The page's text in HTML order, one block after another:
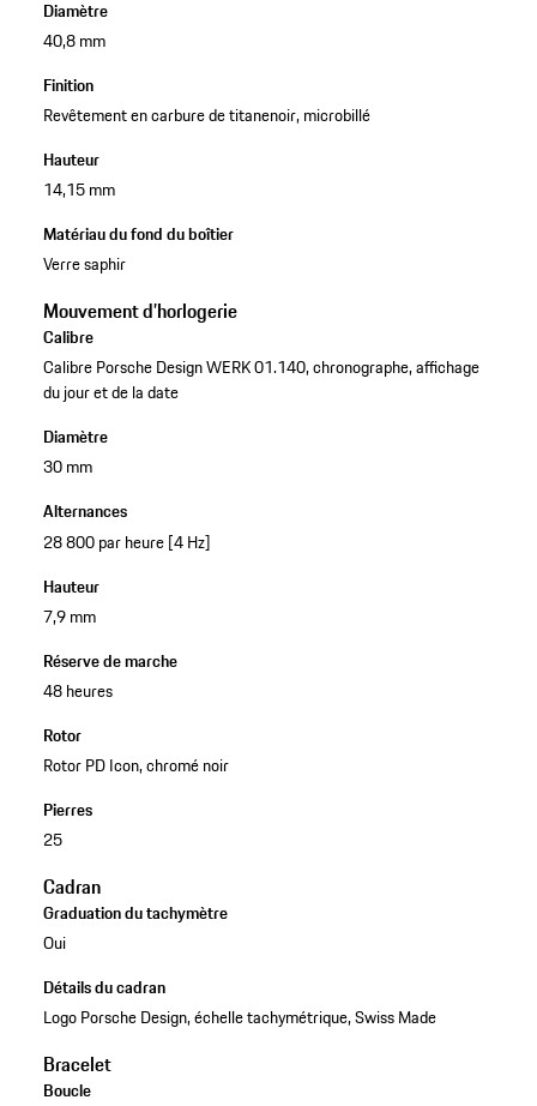
Diamètre
40,8 mm
Finition
Revêtement en carbure de titanenoir, microbillé
Hauteur
14,15 mm
Matériau du fond du boîtier
Verre saphir
Mouvement d’horlogerie
Calibre
Calibre Porsche Design WERK 01.140, chronographe, affichage
du jour et de la date
Diamètre
30 mm
Alternances
28 800 par heure [4 Hz]
Hauteur
7,9 mm
Réserve de marche
48 heures
Rotor
Rotor PD Icon, chromé noir
Pierres
25
Cadran
Graduation du tachymètre
Oui
Détails du cadran
Logo Porsche Design, échelle tachymétrique, Swiss Made
Bracelet
Boucle